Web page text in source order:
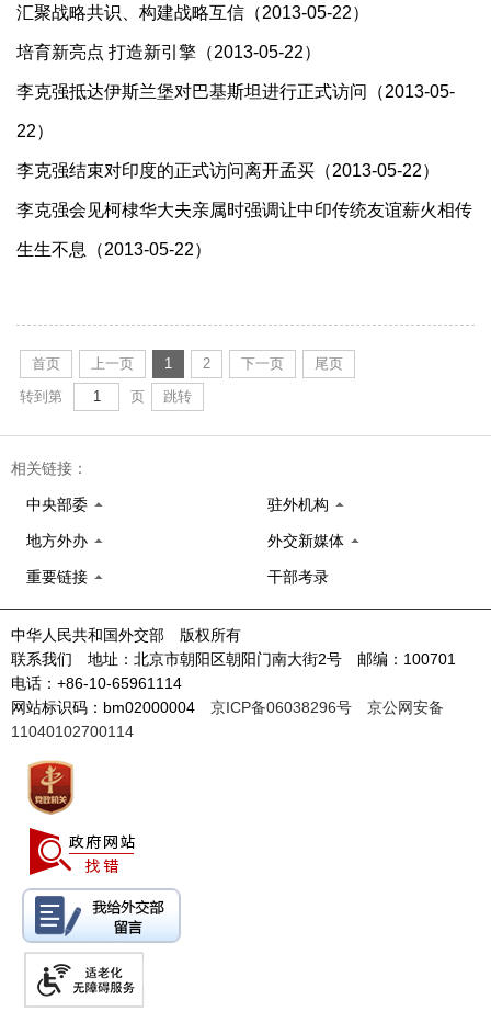
汇聚战略共识、构建战略互信（2013-05-22）
培育新亮点 打造新引擎（2013-05-22）
李克强抵达伊斯兰堡对巴基斯坦进行正式访问（2013-05-
22）
李克强结束对印度的正式访问离开孟买（2013-05-22）
李克强会见柯棣华大夫亲属时强调让中印传统友谊薪火相传
生生不息（2013-05-22）
首页 上一页 1 2 下一页
尾页
转到第
页 跳转
相关链接：
中央部委 驻外机构
地方外办 外交新媒体
重要链接 干部考录
中华人民共和国外交部 版权所有
联系我们 地址：北京市朝阳区朝阳门南大街2号 邮编：100701
电话：+86-10-65961114
网站标识码：bm02000004 京ICP备06038296号
京公网安备
11040102700114